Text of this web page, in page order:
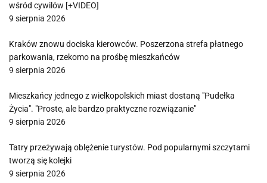
wśród cywilów [+VIDEO]
9 sierpnia 2026
Kraków znowu dociska kierowców. Poszerzona strefa płatnego
parkowania, rzekomo na prośbę mieszkańców
9 sierpnia 2026
Mieszkańcy jednego z wielkopolskich miast dostaną "Pudełka
Życia". "Proste, ale bardzo praktyczne rozwiązanie"
9 sierpnia 2026
Tatry przeżywają oblężenie turystów. Pod popularnymi szczytami
tworzą się kolejki
9 sierpnia 2026